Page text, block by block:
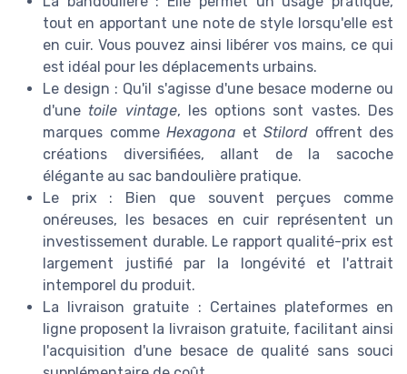
tout en apportant une note de style lorsqu'elle est
en cuir. Vous pouvez ainsi libérer vos mains, ce qui
est idéal pour les déplacements urbains.
Le design : Qu'il s'agisse d'une besace moderne ou
d'une toile vintage, les options sont vastes. Des
marques comme Hexagona et Stilord offrent des
créations diversifiées, allant de la sacoche
élégante au sac bandoulière pratique.
Le prix : Bien que souvent perçues comme
onéreuses, les besaces en cuir représentent un
investissement durable. Le rapport qualité-prix est
largement justifié par la longévité et l'attrait
intemporel du produit.
La livraison gratuite : Certaines plateformes en
ligne proposent la livraison gratuite, facilitant ainsi
l'acquisition d'une besace de qualité sans souci